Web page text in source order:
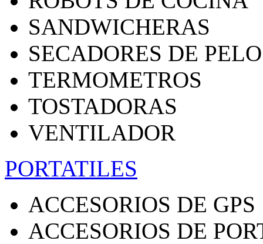
SANDWICHERAS
SECADORES DE PELO
TERMOMETROS
TOSTADORAS
VENTILADOR
PORTATILES
ACCESORIOS DE GPS
ACCESORIOS DE